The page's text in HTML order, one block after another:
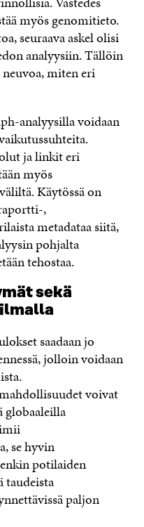
myös genomitieto.
seuraava askel olisi
analyysiin. Tällöin
miten eri
analyysilla voidaan
ja linkit eri
myös
Käytössä on
,
metadataa siitä,
pohjalta
tehostaa.
sekä
saadaan jo
jolloin voidaan
voivat
globaaleilla
se hyvin
potilaiden
taudeista
paljon